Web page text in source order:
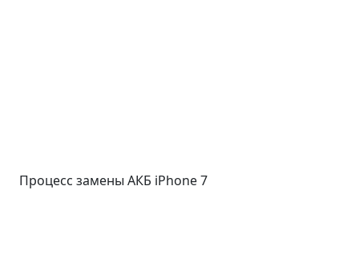
Процесс замены АКБ iPhone 7